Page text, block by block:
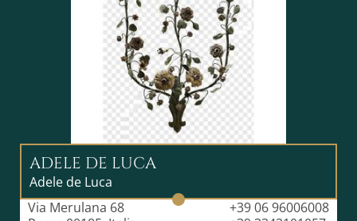
ADELE DE LUCA
Adele de Luca
Via Merulana 68
+39 06 96006008